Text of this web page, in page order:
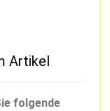
Artikel
folgende